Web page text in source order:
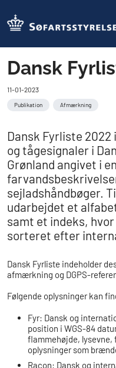
Dansk
11-01-2023
Publikation Afmærkning
Dansk Fyrliste
og tågesignaler i
Grønland angivet i
sejladshåndbøger.
udarbejdet et
samt et indeks,
sorteret efter
Dansk Fyrliste indeholder
afmærkning og DGPS-
Følgende oplysninger kan
Fyr: Dansk og
position i WGS-84
flammehøjde, lysevne,
oplysninger som
Racon: Dansk og